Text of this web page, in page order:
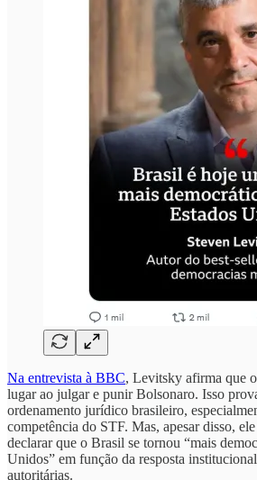
Na entrevista à BBC, Levitsky afirma que
lugar ao julgar e punir Bolsonaro. Isso
ordenamento jurídico brasileiro,
competência do STF. Mas, apesar disso,
declarar que o Brasil se tornou “mais
Unidos” em função da resposta
autoritárias.